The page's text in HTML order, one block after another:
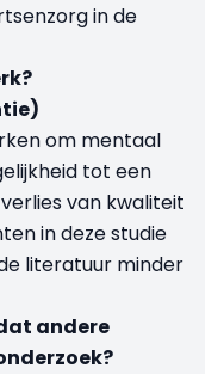
in de
om mentaal
tot een
van kwaliteit
in deze studie
literatuur minder
andere